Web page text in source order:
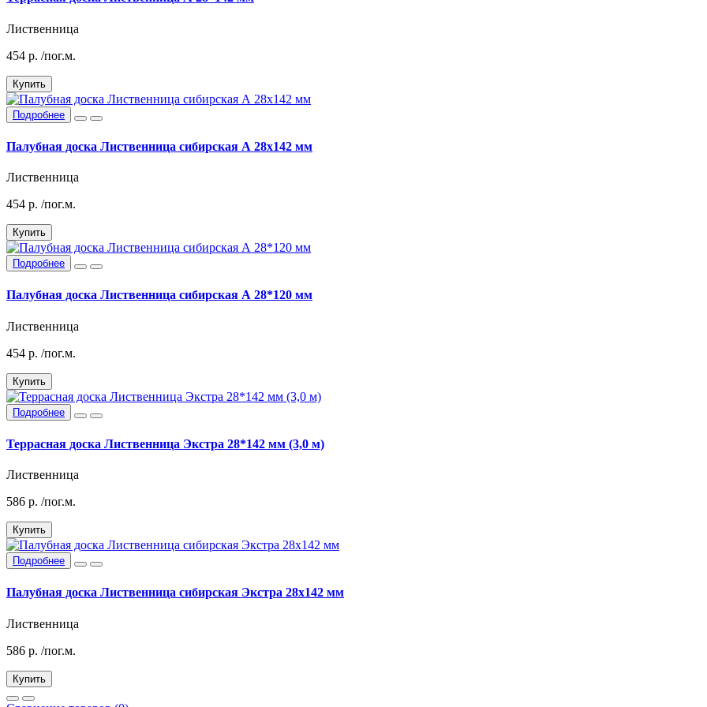
Лиственница
454 р. /пог.м.
Купить
Подробнее
Палубная доска Лиственница сибирская А 28х142 мм
Лиственница
454 р. /пог.м.
Купить
Подробнее
Палубная доска Лиственница сибирская А 28*120 мм
Лиственница
454 р. /пог.м.
Купить
Подробнее
Террасная доска Лиственница Экстра 28*142 мм (3,0 м)
Лиственница
586 р. /пог.м.
Купить
Подробнее
Палубная доска Лиственница сибирская Экстра 28х142 мм
Лиственница
586 р. /пог.м.
Купить